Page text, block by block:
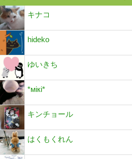
キナコ
hideko
ゆいきち
*мiкi*
キンチョール
はくもくれん